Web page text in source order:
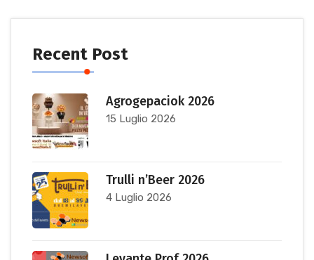
Recent Post
Agrogepaciok 2026
15 Luglio 2026
Trulli n’Beer 2026
4 Luglio 2026